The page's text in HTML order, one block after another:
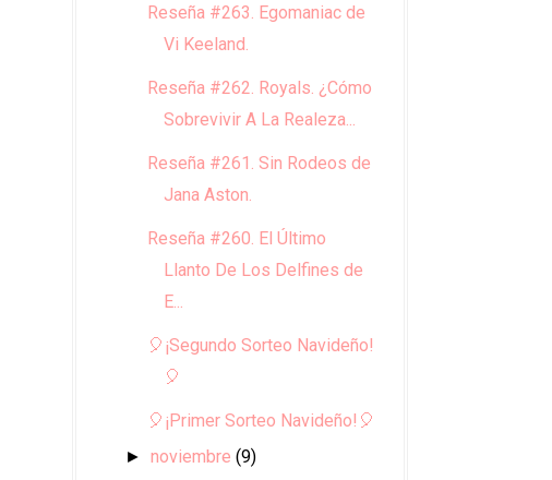
Reseña #263. Egomaniac de
Vi Keeland.
Reseña #262. Royals. ¿Cómo
Sobrevivir A La Realeza...
Reseña #261. Sin Rodeos de
Jana Aston.
Reseña #260. El Último
Llanto De Los Delfines de
E...
🎈¡Segundo Sorteo Navideño!
🎈
🎈¡Primer Sorteo Navideño!🎈
►noviembre (9)